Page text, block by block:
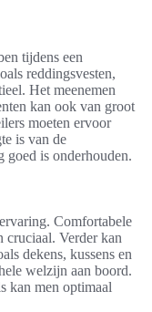
tijdens een
reddingsvesten,
Het meenemen
kan ook van groot
moeten ervoor
is van de
goed is onderhouden.
Comfortabele
cruciaal. Verder kan
dekens, kussens en
welzijn aan boord.
kan men optimaal